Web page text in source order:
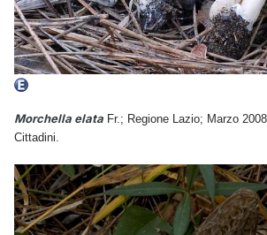
Morchella elata Fr.; Regione Lazio; Marzo
Cittadini.